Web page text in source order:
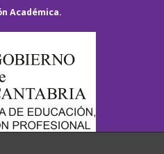
Académica.